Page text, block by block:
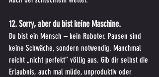
12. Sorry, aber du bist keine Maschine.
Du bist ein Mensch – kein Roboter. Pausen sind
keine Schwäche, sondern notwendig. Manchmal
reicht „nicht perfekt“ völlig aus. Gib dir selbst die
Erlaubnis, auch mal müde, unproduktiv oder